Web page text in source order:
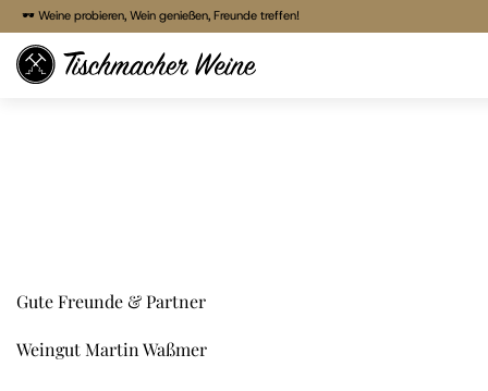
🍷 Freitags Vinothek von 17:00 - 22:00 Uhr
🕶 Weine probieren, Wein genießen, Freunde treffen!
🚚 Bestellen & liefern lassen
🏠 Reservieren & Abholen
🕶 Weine probieren, Wein genießen, Freunde treffen!
Direkt
zum
Inhalt
Gute Freunde & Partner
Weingut Martin Waßmer